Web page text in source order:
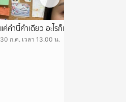
แค่คำนี้คำเดียว อะไรก็เป็นไปได้
30 ก.ค. เวลา 13.00 น.